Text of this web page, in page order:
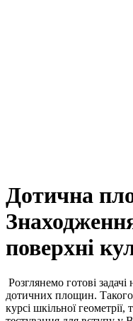
Дотична
поверхні
Розглянемо готові
дотичних площин.
курсі шкільної